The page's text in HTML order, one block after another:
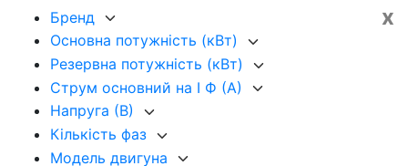
x
Бренд
Основна потужність (кВт)
Резервна потужність (кВт)
Струм основний на I Ф (А)
Напруга (В)
Кількість фаз
Модель двигуна